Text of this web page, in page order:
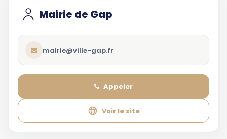
Mairie de Gap
mairie@ville-gap.fr
Appeler
Voir le site